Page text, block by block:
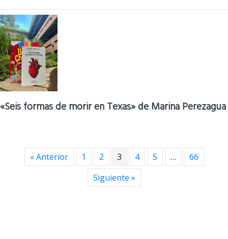
«Seis formas de morir en Texas» de Marina Perezagua
« Anterior 1 2 3 4 5 …
66
Siguiente »